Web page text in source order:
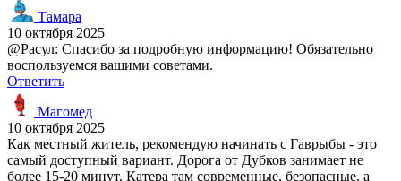
Тамара
10 октября 2025
@Расул: Спасибо за подробную информацию! Обязательно
воспользуемся вашими советами.
Ответить
Магомед
10 октября 2025
Как местный житель, рекомендую начинать с Гаврыбы - это
самый доступный вариант. Дорога от Дубков занимает не
более 15-20 минут. Катера там современные, безопасные, а